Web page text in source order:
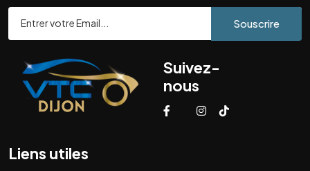
Souscrire
Suivez-
nous
Liens utiles